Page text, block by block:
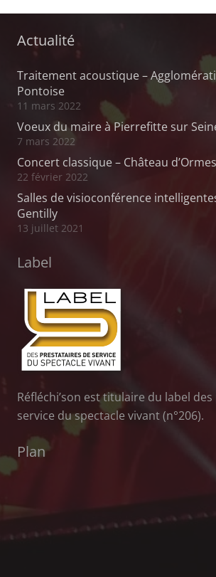
Actualité
Traitement acoustique –
Pontoise
11 mars 2022
Voeux du maire à Pierrefitte sur
7 mars 2022
Concert classique – Château
22 février 2022
Salles de visioconférence
Gentilly
13 juillet 2021
Label
Réfléchi’son est titulaire du label
service du spectacle vivant (n°206).
Plan